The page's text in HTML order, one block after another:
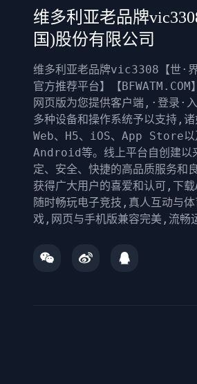
维多利亚老品牌
国)股份有限公司
维多利亚老品牌vic3308【世·
官方推荐平台】【BFWATM.COM
网页版为您提供客户端,·登录·
多种设备和操作系统予以支持,诸
Web、H5、iOS、App Store以
Android等。线上平台自创建以
定、安全、快捷的高品质服务和
获得广大用户的喜爱和认可,下载
随时畅玩电子竞技,真人互动与
戏,网页与手机版兼容完美,流畅